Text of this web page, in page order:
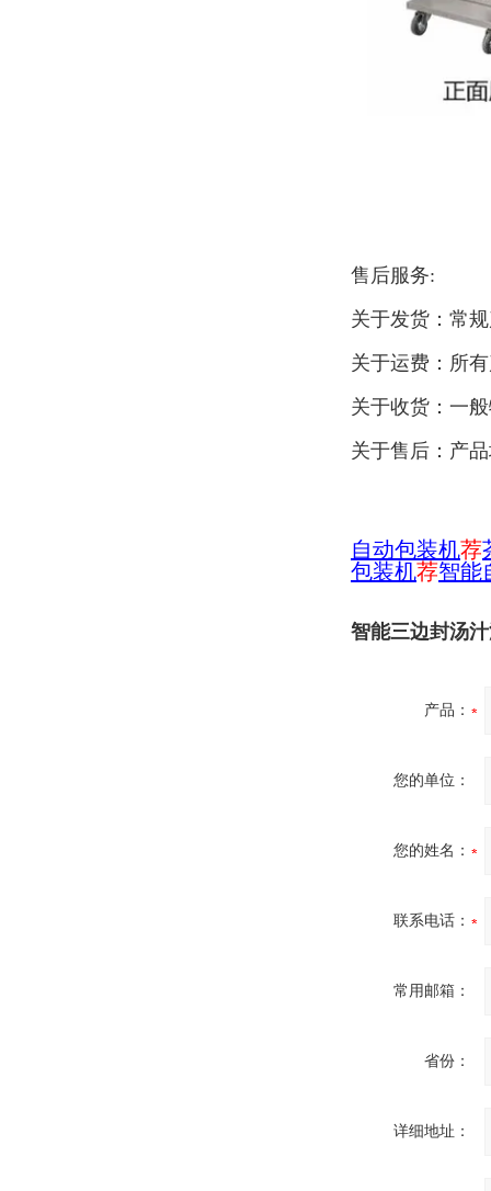
售后服务:
关于发货：常
关于运费：所
关于收货：一
关于售后：产
自动包装机荐
包装机荐智能
智能三边封汤
产品：
您的单位：
您的姓名：
联系电话：
常用邮箱：
省份：
详细地址：